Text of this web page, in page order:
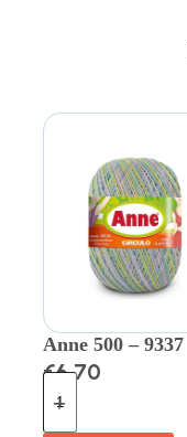
Anne 500 – 9337
€6.70